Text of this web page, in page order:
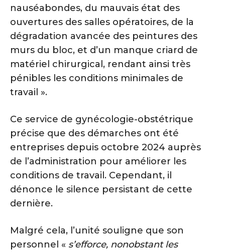
nauséabondes, du mauvais état des
ouvertures des salles opératoires, de la
dégradation avancée des peintures des
murs du bloc, et d’un manque criard de
matériel chirurgical, rendant ainsi très
pénibles les conditions minimales de
travail ».
Ce service de gynécologie-obstétrique
précise que des démarches ont été
entreprises depuis octobre 2024 auprès
de l’administration pour améliorer les
conditions de travail. Cependant, il
dénonce le silence persistant de cette
dernière.
Malgré cela, l’unité souligne que son
personnel « s’efforce, nonobstant les